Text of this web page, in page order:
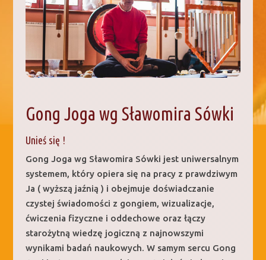
Gong Joga wg Sławomira Sówki
Unieś się !
Gong Joga wg Sławomira Sówki jest uniwersalnym
systemem, który opiera się na pracy z prawdziwym
Ja ( wyższą jaźnią ) i obejmuje doświadczanie
czystej świadomości z gongiem, wizualizacje,
ćwiczenia fizyczne i oddechowe oraz łączy
starożytną wiedzę jogiczną z najnowszymi
wynikami badań naukowych. W samym sercu Gong